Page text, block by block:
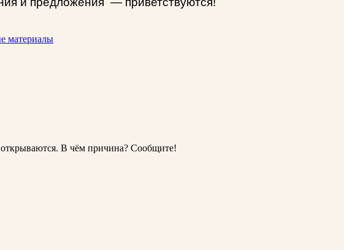
материалы
В чём причина? Сообщите!